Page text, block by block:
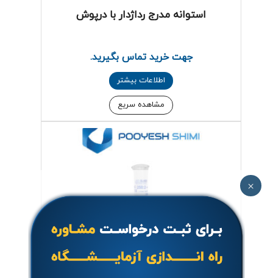
استوانه مدرج رداژدار با درپوش
جهت خرید تماس بگیرید.
اطلاعات بیشتر
مشاهده سریع
×